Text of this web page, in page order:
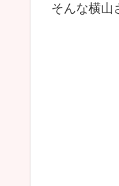
そんな横山